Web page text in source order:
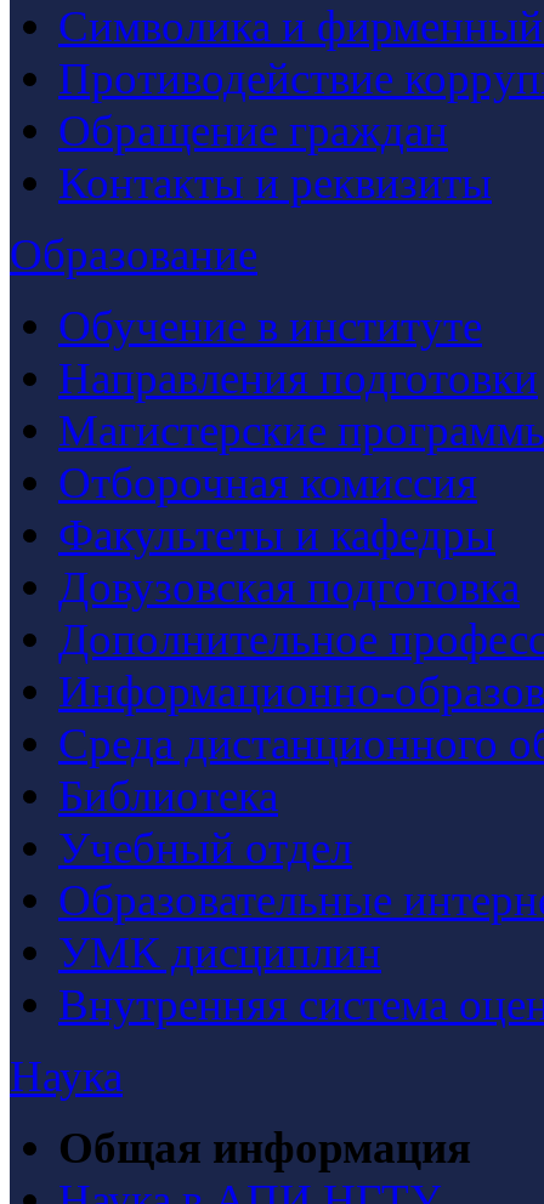
Символика и фирменный
Противодействие
Обращение граждан
Контакты и реквизиты
Образование
Обучение в институте
Направления подготовки
Магистерские
Отборочная комиссия
Факультеты и кафедры
Довузовская подготовка
Дополнительное
Информационно-
Среда дистанционного
Библиотека
Учебный отдел
Образовательные
УМК дисциплин
Внутренняя система
Наука
Общая информация